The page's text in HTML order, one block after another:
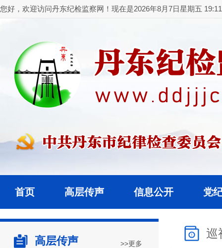
您好，欢迎访问丹东纪检监察网！现在是2026年8月7日星期五
首页 高层传声 信息公开 党
高层传声 >>更多
巡